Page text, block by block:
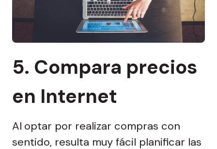
5. Compara precios
en Internet
Al optar por realizar compras con
sentido, resulta muy fácil planificar las